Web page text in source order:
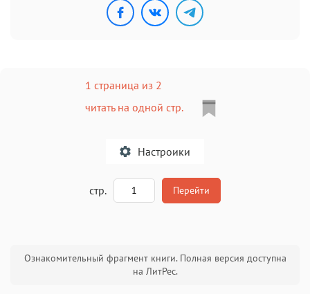
1 страница из 2
читать на одной стр.
Настроики
стр. Перейти
Ознакомительный фрагмент книги. Полная версия доступна
на ЛитРес.